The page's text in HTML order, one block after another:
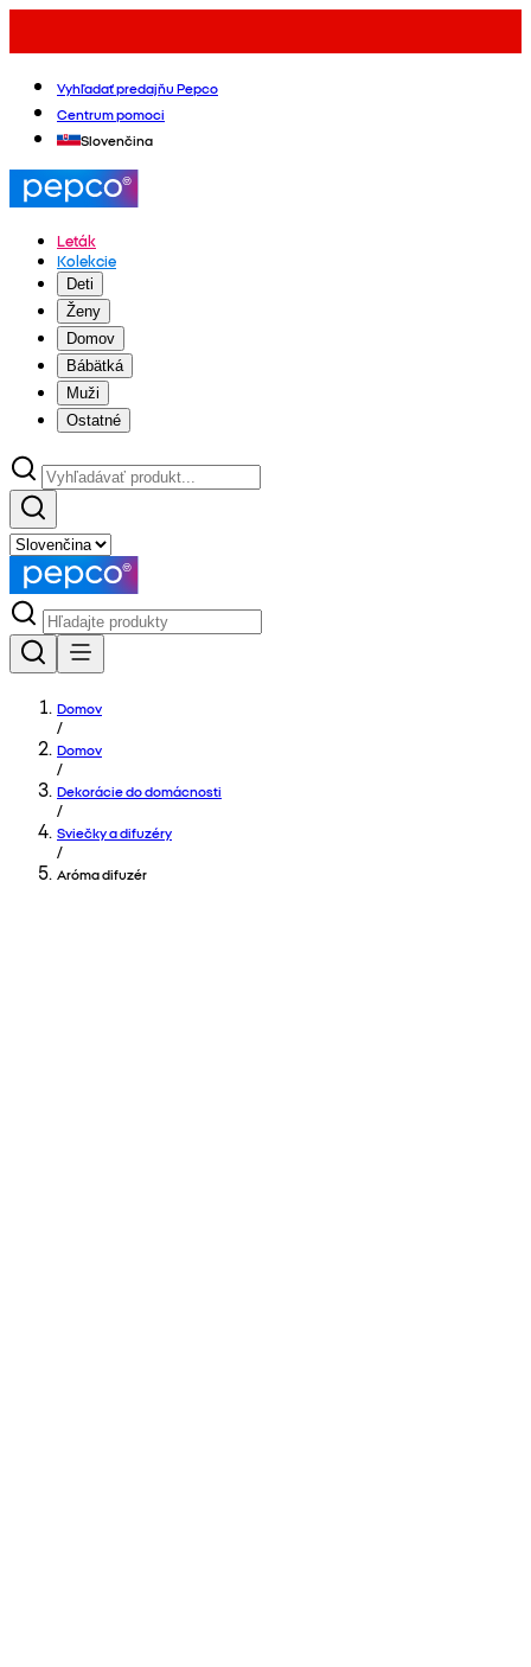
Vyhľadať predajňu Pepco
Centrum pomoci
Slovenčina
Leták
Kolekcie
Deti
Ženy
Domov
Bábätká
Muži
Ostatné
Domov
/
Domov
/
Dekorácie do domácnosti
/
Sviečky a difuzéry
/
Aróma difuzér